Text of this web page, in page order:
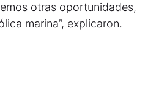
otras oportunidades,
marina”, explicaron.